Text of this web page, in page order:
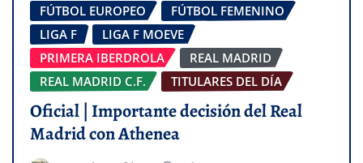
FÚTBOL EUROPEO
FÚTBOL FEMENINO
LIGA F
LIGA F MOEVE
PRIMERA IBERDROLA
REAL MADRID
REAL MADRID C.F.
TITULARES DEL DÍA
Oficial | Importante decisión del Real
Madrid con Athenea